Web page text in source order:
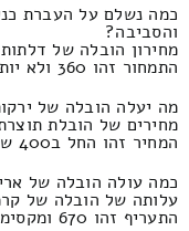
כמה נשלם על העברת
והסביבה?
מחירון הובלה של
התמחור זהו 360 ולא יותר מ190 שקל.
מה יעלה הובלה של
מחירים של הובלת
המחיר זהו החל ב400 שקל חדש.
כמה עולה הובלה של
עלותה של הובלה של
התעריף זהו 670 ומקסימום 190 שקל חדש.